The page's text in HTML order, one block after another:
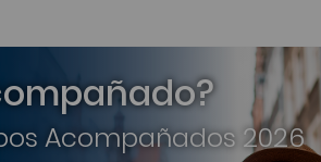
Acompañados 2026